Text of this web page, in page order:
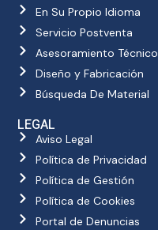
En Su Propio Idioma
Servicio Postventa
Asesoramiento Técnico
Diseño y Fabricación
Búsqueda De Material
LEGAL
Aviso Legal
Política de Privacidad
Política de Gestión
Política de Cookies
Portal de Denuncias